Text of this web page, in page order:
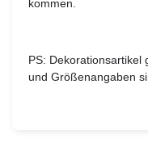
kommen.
PS: Dekorationsartikel
und Größenangaben